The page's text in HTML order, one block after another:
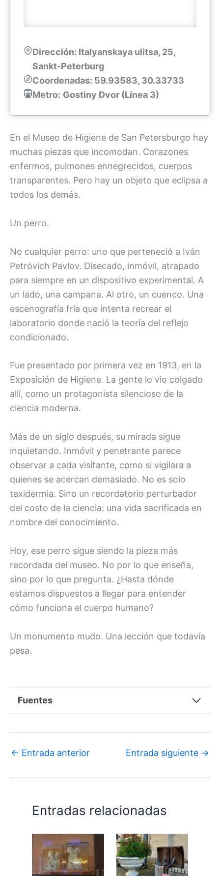
Dirección: Italyanskaya ulitsa, 25,
Sankt-Peterburg
Coordenadas: 59.93583, 30.33733
Metro: Gostiny Dvor (Línea 3)
En el Museo de Higiene de San Petersburgo hay
muchas piezas que incomodan. Corazones
enfermos, pulmones ennegrecidos, cuerpos
transparentes. Pero hay un objeto que eclipsa a
todos los demás.
Un perro.
No cualquier perro: uno que perteneció a Iván
Petróvich Pavlov. Disecado, inmóvil, atrapado
para siempre en un dispositivo experimental. A
un lado, una campana. Al otro, un cuenco. Una
escenografía fría que intenta recrear el
laboratorio donde nació la teoría del reflejo
condicionado.
Fue presentado por primera vez en 1913, en la
Exposición de Higiene. La gente lo vio colgado
allí, como un protagonista silencioso de la
ciencia moderna.
Más de un siglo después, su mirada sigue
inquietando. Inmóvil y penetrante parece
observar a cada visitante, como si vigilara a
quienes se acercan demasiado. No es solo
taxidermia. Sino un recordatorio perturbador
del costo de la ciencia: una vida sacrificada en
nombre del conocimiento.
Hoy, ese perro sigue siendo la pieza más
recordada del museo. No por lo que enseña,
sino por lo que pregunta. ¿Hasta dónde
estamos dispuestos a llegar para entender
cómo funciona el cuerpo humano?
Un monumento mudo. Una lección que todavía
pesa.
Fuentes
← Entrada anterior Entrada siguiente →
Entradas relacionadas